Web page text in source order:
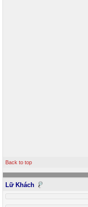
Back to top
Lữ Khách